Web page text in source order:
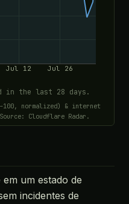
Jul 12 Jul 26
in the last 28 days.
normalized) & internet
Cloudflare Radar.
um estado de
incidentes de